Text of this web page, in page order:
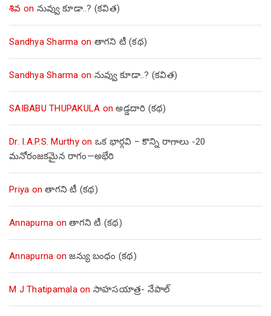
శివ on నువ్వు కూడా..? (కవిత)
Sandhya Sharma on తాగని టీ (కథ)
Sandhya Sharma on నువ్వు కూడా..? (కవిత)
SAIBABU THUPAKULA onఅడ్డదారి (కథ)
Dr. I.A.P.S. Murthyon ఒక భార్గవి – కొన్ని రాగాలు -20
మనోరంజకమైన రాగం—అభేరి
Priya onతాగని టీ (కథ)
Annapurna onతాగని టీ (కథ)
Annapurna onజన్యు బంధం (కథ)
M J Thatipamalaon సాహసయాత్ర- నేపాల్‌